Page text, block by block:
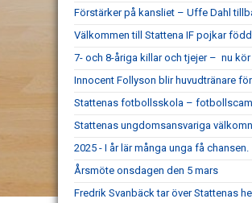
Förstärker på kansliet – Uffe Dahl
Välkommen till Stattena IF pojkar
7- och 8-åriga killar och tjejer – nu
Innocent Follyson blir huvudtränare
Stattenas fotbollsskola –
Stattenas ungdomsansvariga
2025 - I år lär många unga få chansen.
Årsmöte onsdagen den 5 mars
Fredrik Svanbäck tar över Stattenas